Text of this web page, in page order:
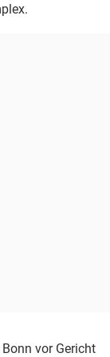
vor Gericht